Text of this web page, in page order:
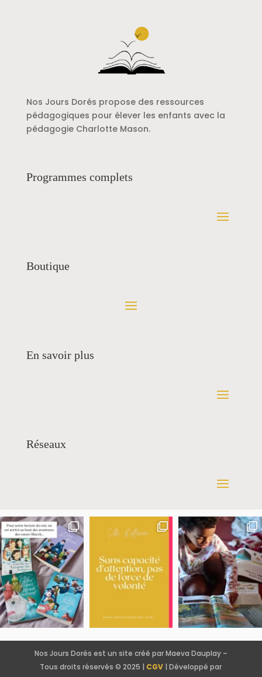
Nos Jours Dorés propose des ressources
pédagogiques pour élever les enfants avec la
pédagogie Charlotte Mason.
Programmes complets
Boutique
En savoir plus
Réseaux
Nos Jours Dorés est un site créé par Maeva Dauplay –
Tous droits réservés © 2025 | CGV | Développé par